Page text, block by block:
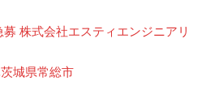
株式会社エスティエンジニアリ
城県常総市